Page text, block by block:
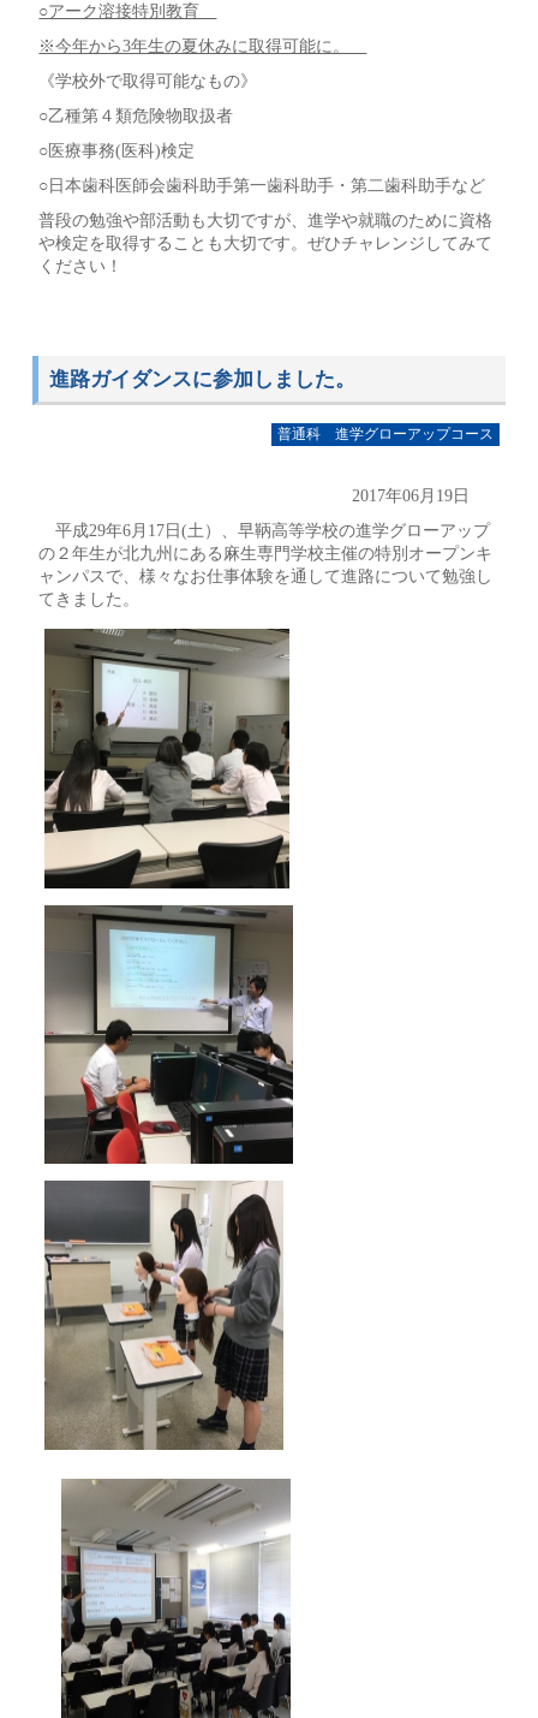
○アーク溶接特別教育
※今年から3年生の夏休みに取得可能に。
《学校外で取得可能なもの》
○乙種第４類危険物取扱者
○医療事務(医科)検定
○日本歯科医師会歯科助手第一歯科助手・第二歯科助手など
普段の勉強や部活動も大切ですが、進学や就職のために資格
や検定を取得することも大切です。ぜひチャレンジしてみて
ください！
進路ガイダンスに参加しました。
普通科 進学グローアップコース
2017年06月19日
平成29年6月17日(土）、早鞆高等学校の進学グローアップ
の２年生が北九州にある麻生専門学校主催の特別オープンキ
ャンパスで、様々なお仕事体験を通して進路について勉強し
てきました。